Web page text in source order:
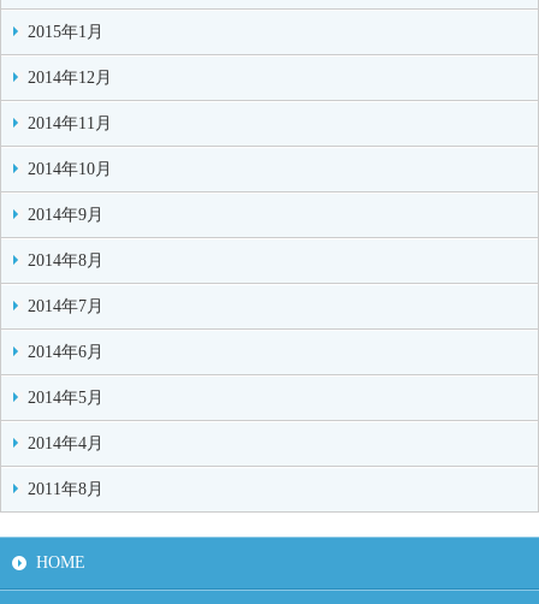
2015年1月
2014年12月
2014年11月
2014年10月
2014年9月
2014年8月
2014年7月
2014年6月
2014年5月
2014年4月
2011年8月
HOME